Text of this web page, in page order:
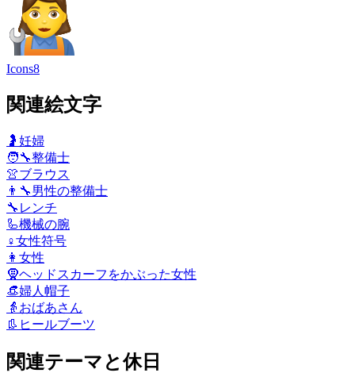
Icons8
関連絵文字
🤰 妊婦
🧑‍🔧整備士
👚ブラウス
👨‍🔧男性の整備士
🔧 レンチ
🦾機械の腕
♀️女性符号
👩 女性
🧕ヘッドスカーフをかぶった女性
👒婦人帽子
👵 おばあさん
👢 ヒールブーツ
関連テーマと休日